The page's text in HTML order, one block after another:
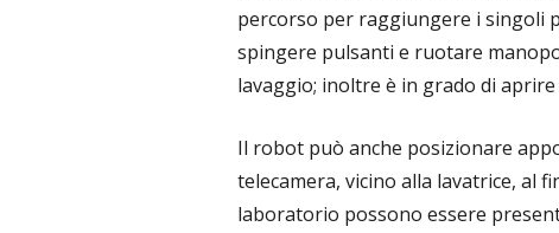
percorso per raggiungere i singoli
spingere pulsanti e ruotare
lavaggio; inoltre è in grado di
Il robot può anche posizionare
telecamera, vicino alla lavatrice, al
laboratorio possono essere